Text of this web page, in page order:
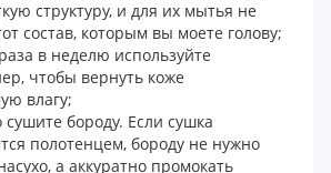
структуру, и для их мытья не
состав, которым вы моете голову;
в неделю используйте
чтобы вернуть коже
влагу;
бороду. Если сушка
полотенцем, бороду не нужно
а аккуратно промокать